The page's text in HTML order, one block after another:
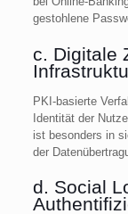
gestohlene
c. Digitale
PKI-basierte
Identität der
ist besonders in
der
d. Social